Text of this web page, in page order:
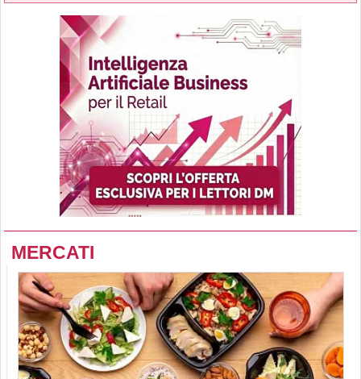
MERCATI